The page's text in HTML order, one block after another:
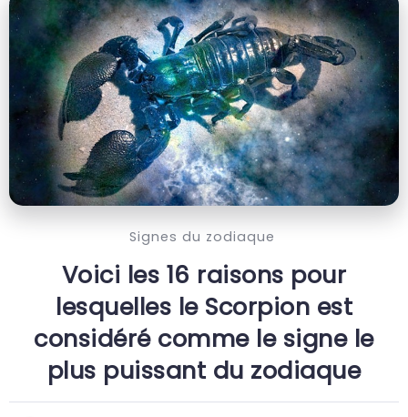
Signes du zodiaque
Voici les 16 raisons pour
lesquelles le Scorpion est
considéré comme le signe le
plus puissant du zodiaque